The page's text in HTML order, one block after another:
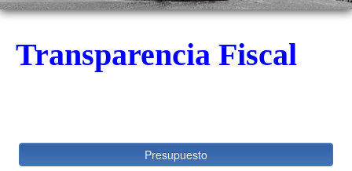
Transparencia Fiscal
Presupuesto